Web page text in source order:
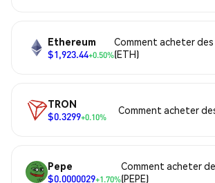
Ethereum
$1,923.44+0.50%
Comment acheter
(ETH)
TRON
$0.3299+0.10%
Comment acheter
Pepe
$0.0000029+1.70%
Comment acheter
(PEPE)